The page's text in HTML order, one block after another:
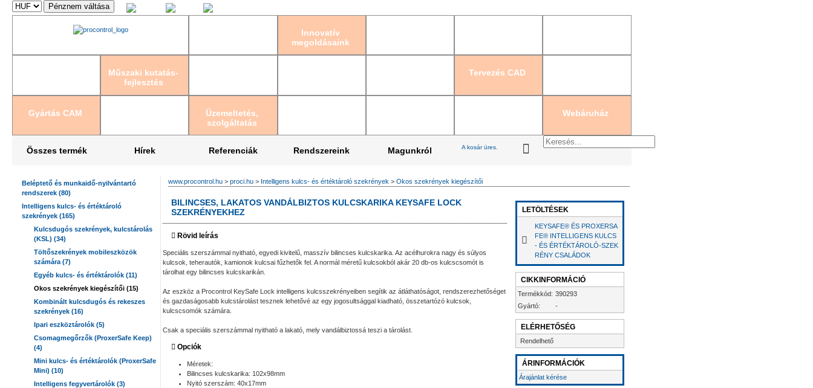
Innovatív
megoldásaink
Műszaki kutatás-
fejlesztés
Tervezés CAD
Gyártás CAM
Üzemeltetés,
szolgáltatás
Webáruház
Összes termék Hírek Referenciák Rendszereink Magunkról A kosár üres.
Beléptető és munkaidő-nyilvántartó
rendszerek (80)
Intelligens kulcs- és értéktároló
szekrények (165)
Kulcsdugós szekrények, kulcstárolás
(KSL) (34)
Töltőszekrények mobileszközök
számára (7)
Egyéb kulcs- és értéktárolók (11)
Okos szekrények kiegészítői (15)
Kombinált kulcsdugós és rekeszes
szekrények (16)
Ipari eszköztárolók (5)
Csomagmegőrzők (ProxerSafe Keep)
(4)
Mini kulcs- és értéktárolók (ProxerSafe
Mini) (10)
Intelligens fegyvertárolók (3)
www.procontrol.hu > proci.hu > Intelligens kulcs- és értéktároló szekrények > Okos szekrények kiegészítői
BILINCSES, LAKATOS VANDÁLBIZTOS KULCSKARIKA KEYSAFE LOCK
SZEKRÉNYEKHEZ
Rövid leírás
Speciális szerszámmal nyitható, egyedi kivitelű, masszív bilincses kulcskarika. Az acélhurokra nagy és súlyos
kulcsok, teherautók, kamionok kulcsai fűzhetők fel. A normál méretű kulcsokból akár 20 db-os kulcscsomót is
tárolhat egy bilincses kulcskarikán.
Az eszköz a Procontrol KeySafe Lock intelligens kulcsszekrényeiben segítik az átláthatóságot, rendszerezhetőséget
és gazdaságosabb kulcstárolást tesznek lehetővé az egy jogosultsággal kiadható, összetartózó kulcsok,
kulcscsomók számára.
Csak a speciális szerszámmal nyitható a lakató, mely vandálbiztossá teszi a tárolást.
Opciók
Méretek:
Bilincses kulcskarika: 102x98mm
Nyitó szerszám: 40x17mm
LETÖLTÉSEK
KEYSAFE® ÉS PROXERSA
FE® INTELLIGENS KULCS
- ÉS ÉRTÉKTÁROLÓ-SZEK
RÉNY CSALÁDOK
CIKKINFORMÁCIÓ
Termékkód: 390293
Gyártó:
-
ELÉRHETŐSÉG
Rendelhető
ÁRINFORMÁCIÓK
Árajánlat kérése